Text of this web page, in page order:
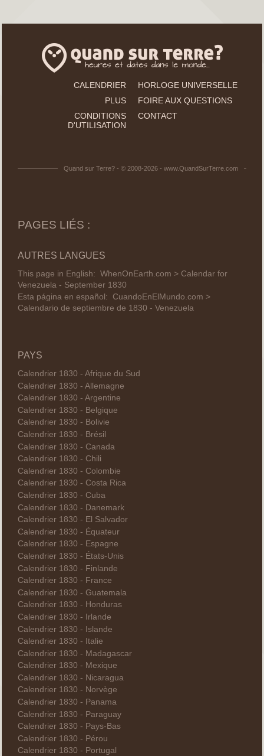
CALENDRIER
HORLOGE UNIVERSELLE
PLUS
FOIRE AUX QUESTIONS
CONDITIONS
D'UTILISATION
CONTACT
Quand sur Terre? - © 2008-2026 - www.QuandSurTerre.com
PAGES LIÉS :
AUTRES LANGUES
This page in English: WhenOnEarth.com > Calendar for
Venezuela - September 1830
Esta página en español: CuandoEnElMundo.com >
Calendario de septiembre de 1830 - Venezuela
PAYS
Calendrier 1830 - Afrique du Sud
Calendrier 1830 - Allemagne
Calendrier 1830 - Argentine
Calendrier 1830 - Belgique
Calendrier 1830 - Bolivie
Calendrier 1830 - Brésil
Calendrier 1830 - Canada
Calendrier 1830 - Chili
Calendrier 1830 - Colombie
Calendrier 1830 - Costa Rica
Calendrier 1830 - Cuba
Calendrier 1830 - Danemark
Calendrier 1830 - El Salvador
Calendrier 1830 - Équateur
Calendrier 1830 - Espagne
Calendrier 1830 - États-Unis
Calendrier 1830 - Finlande
Calendrier 1830 - France
Calendrier 1830 - Guatemala
Calendrier 1830 - Honduras
Calendrier 1830 - Irlande
Calendrier 1830 - Islande
Calendrier 1830 - Italie
Calendrier 1830 - Madagascar
Calendrier 1830 - Mexique
Calendrier 1830 - Nicaragua
Calendrier 1830 - Norvège
Calendrier 1830 - Panama
Calendrier 1830 - Paraguay
Calendrier 1830 - Pays-Bas
Calendrier 1830 - Pérou
Calendrier 1830 - Portugal